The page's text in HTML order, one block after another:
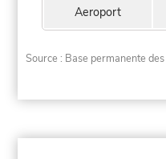
Aeroport
Source : Base permanente